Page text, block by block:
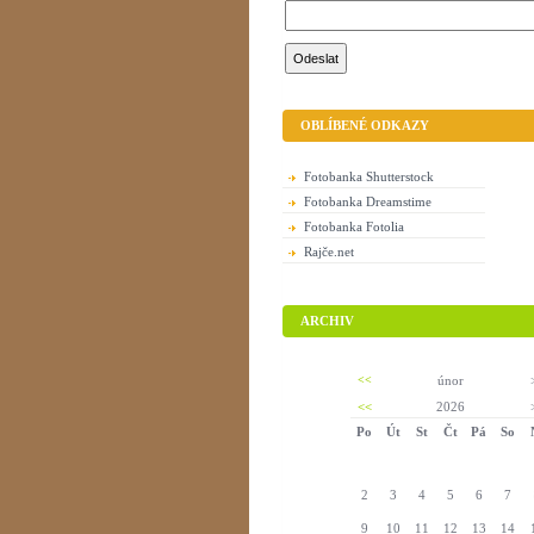
OBLÍBENÉ ODKAZY
Fotobanka Shutterstock
Fotobanka Dreamstime
Fotobanka Fotolia
Rajče.net
ARCHIV
<< únor
<<
2026
Po
Út St Čt Pá So
2 3 4 5 6 7
9 10 11 12 13 14